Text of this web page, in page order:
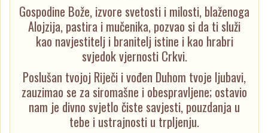
Gospodine Bože, izvore svetosti i milosti, blaženoga
Alojzija, pastira i mučenika, pozvao si da ti služi
kao navjestitelj i branitelj istine i kao hrabri
svjedok vjernosti Crkvi.
Poslušan tvojoj Riječi i vođen Duhom tvoje ljubavi,
zauzimao se za siromašne i obespravljene; ostavio
nam je divno svjetlo čiste savjesti, pouzdanja u
tebe i ustrajnosti u trpljenju.